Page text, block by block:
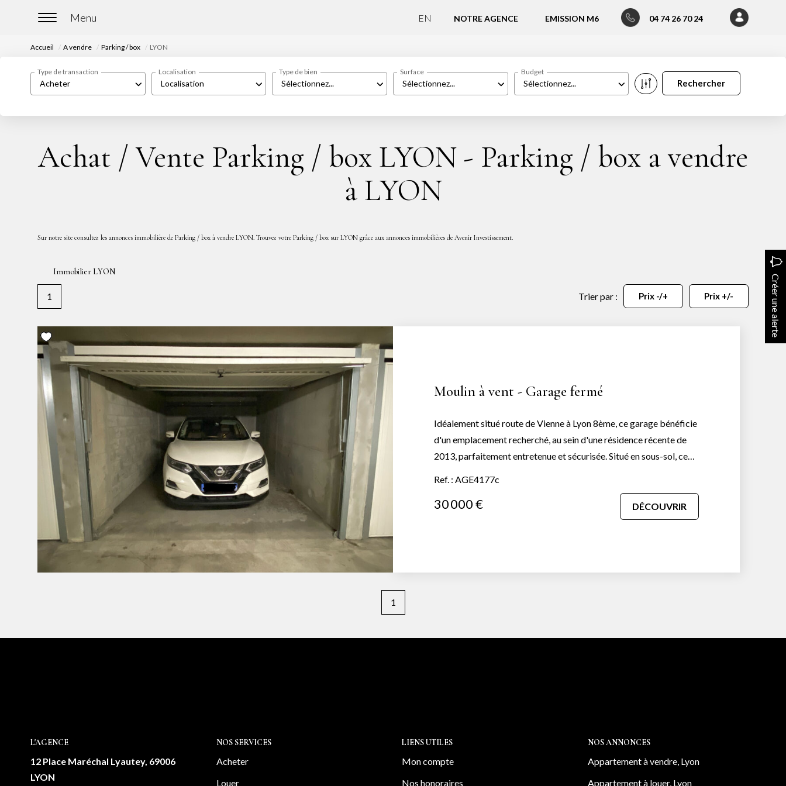
04 74 26 70 24
NOTRE AGENCE EMISSION M6
EN
Accueil A vendre Parking / box LYON
Acheter
Type de transaction
Localisation
Localisation
Sélectionnez...
Type de bien
Sélectionnez...
Surface
Sélectionnez...
Budget
Achat / Vente Parking / box LYON - Parking / box a vendre
à LYON
Sur notre site consultez les annonces immobilière de Parking / box à vendre LYON. Trouvez votre Parking / box sur LYON grâce aux annonces immobilières de Avenir Investissement.
Immobilier LYON
Créer une alerte
1 Trier par : Prix -/+ Prix +/-
Moulin à vent - Garage fermé
Idéalement situé route de Vienne à Lyon 8ème, ce garage bénéficie
d'un emplacement recherché, au sein d'une résidence récente de
2013, parfaitement entretenue et sécurisée. Situé en sous-sol, ce
investissement patrimonial dans un secteur où le stationnement est
Ref. : AGE4177c
30 000 € DÉCOUVRIR
1
L'AGENCE
12 Place Maréchal Lyautey, 69006
LYON
NOS SERVICES
Acheter
Louer
LIENS UTILES
Mon compte
Nos honoraires
NOS ANNONCES
Appartement à vendre, Lyon
Appartement à louer, Lyon